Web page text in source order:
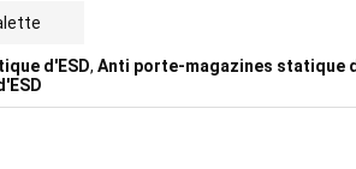
d'ESD, Anti porte-magazines statique